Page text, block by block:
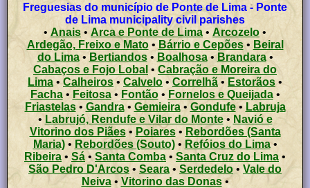
Freguesias do município de Ponte de Lima - Ponte
de Lima municipality civil parishes
• Anais • Arca e Ponte de Lima • Arcozelo •
Ardegão, Freixo e Mato• Bárrio e Cepões• Beiral
do Lima• Bertiandos• Boalhosa• Brandara•
Cabaços e Fojo Lobal • Cabração e Moreira do
Lima • Calheiros • Calvelo •Correlhã• Estorãos •
Facha• Feitosa•Fontão• Fornelos e Queijada•
Friastelas•Gandra• Gemieira•Gondufe • Labruja
• Labrujó, Rendufe e Vilar do Monte• Navió e
Vitorino dos Piães• Poiares• Rebordões (Santa
Maria)• Rebordões (Souto)•Refóios do Lima•
Ribeira • Sá • Santa Comba • Santa Cruz do Lima •
São Pedro D'Arcos • Seara • Serdedelo • Vale do
Neiva• Vitorino das Donas•